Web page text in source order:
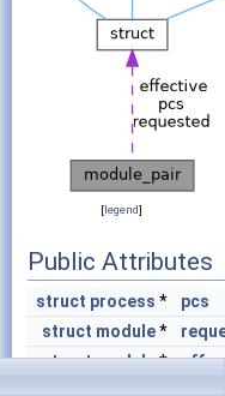
[legend]
Public Attributes
struct process *
pcs
struct module*
structmodule*